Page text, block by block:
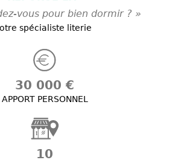
vous pour bien dormir ? »
spécialiste literie
30 000 €
APPORT PERSONNEL
10